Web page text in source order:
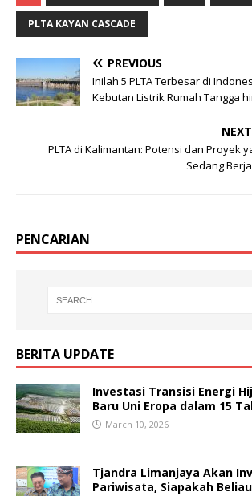
PLTA KAYAN CASCADE
PREVIOUS
Inilah 5 PLTA Terbesar di
Kebutan Listrik Rumah Tangga
NEXT
PLTA di Kalimantan: Potensi dan Proyek
Sedang
PENCARIAN
BERITA UPDATE
Investasi Transisi Energi
Baru Uni Eropa dalam 15
March 10, 2026
Tjandra Limanjaya Akan
Pariwisata, Siapakah